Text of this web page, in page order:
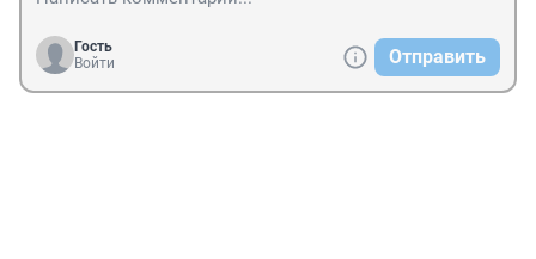
Гость
Войти
Отправить